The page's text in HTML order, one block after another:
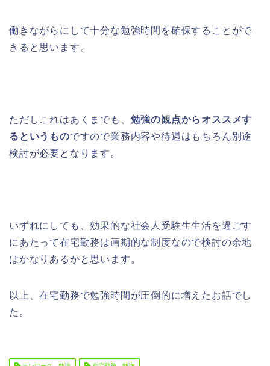
働きながらにして十分な勉強時間を確保することがで
きると思います。
ただしこれはあくまでも、 勉強の観点からオススメす
るというものですので業務内容や待遇はもちろん別途
検討が必要となります。
いずれにしても、効果的な社会人受験生生活を過ごす
にあたって在宅勤務は画期的な制度なので検討の余地
はかなりあるかと思います。
以上、在宅勤務で勉強時間が圧倒的に増えたお話でし
た。